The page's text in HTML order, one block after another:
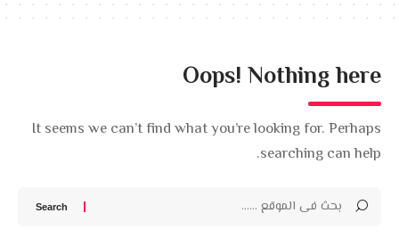
Oops! Nothing here
It seems we can’t find what you’re looking for. Perhaps
searching can help.